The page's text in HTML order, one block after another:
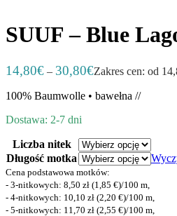
SUUF – Blue
14,80€ – 30,80€Zakres cen: od
100% Baumwolle • bawełna //
Dostawa: 2-7 dni
Liczba nitek
Długość motka
Cena podstawowa motków:
- 3-nitkowych: 8,50 zł (1,85 €)/100 m,
- 4-nitkowych: 10,10 zł (2,20 €)/100 m,
- 5-nitkowych: 11,70 zł (2,55 €)/100 m,